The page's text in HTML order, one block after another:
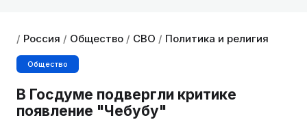
/ Россия / Общество / СВО / Политика и религия
Общество
В Госдуме подвергли критике
появление "Чебубу"